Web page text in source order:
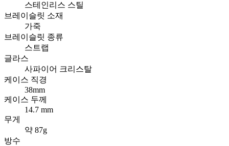
스테인리스 스틸
브레이슬릿 소재
가죽
브레이슬릿 종류
스트랩
글라스
사파이어 크리스탈
케이스 직경
38mm
케이스 두께
14.7 mm
무게
약 87g
방수